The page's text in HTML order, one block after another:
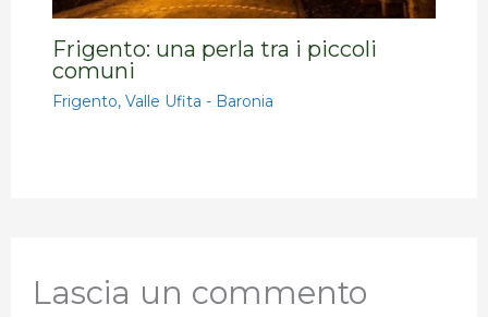
Frigento: una perla tra i piccoli
comuni
Frigento,Valle Ufita - Baronia
Lascia un commento